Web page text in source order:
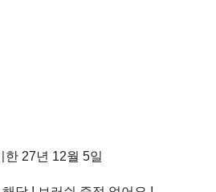
한 27년 12월 5일